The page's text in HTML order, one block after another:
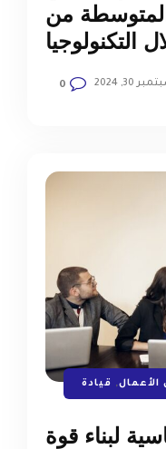
من
التكنولوجيا
30, 2024
0
الأعمال, قيادة
لبناء قوة